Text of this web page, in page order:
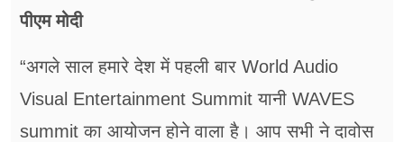
पीएम मोदी
“अगले साल हमारे देश में पहली बार World Audio
Visual Entertainment Summit यानी WAVES
summit का आयोजन होने वाला है। आप सभी ने दावोस